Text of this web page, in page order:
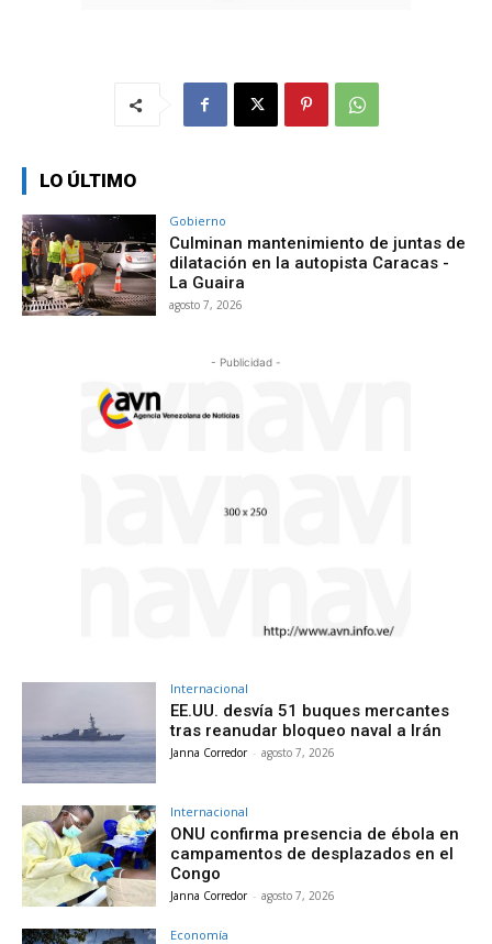
LO ÚLTIMO
Gobierno
Culminan mantenimiento de juntas de
dilatación en la autopista Caracas -
La Guaira
agosto 7, 2026
- Publicidad -
Internacional
EE.UU. desvía 51 buques mercantes
tras reanudar bloqueo naval a Irán
Janna Corredor - agosto 7, 2026
Internacional
ONU confirma presencia de ébola en
campamentos de desplazados en el
Congo
Janna Corredor - agosto 7, 2026
Economía